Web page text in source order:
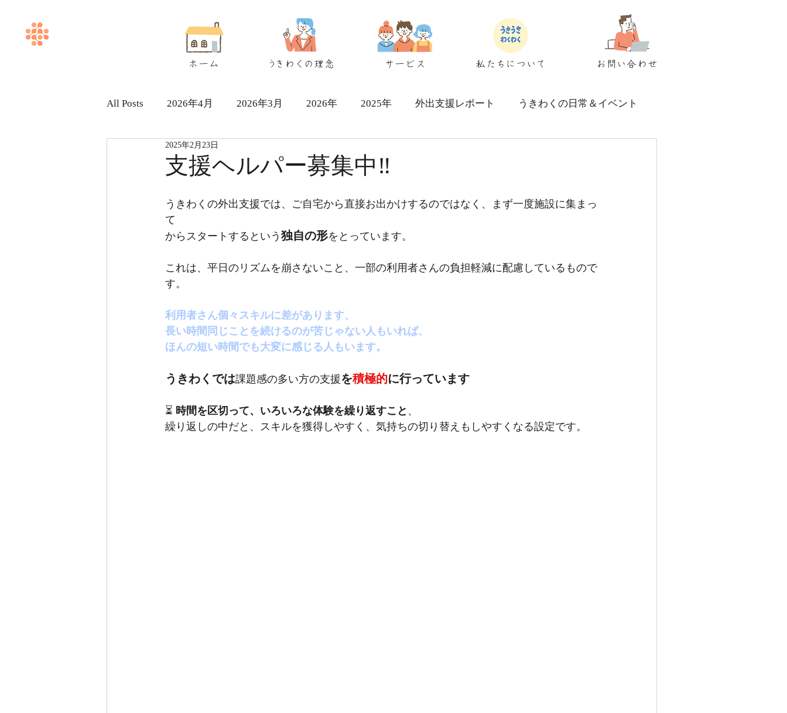
ホーム うきわくの理念 サービス 私たちについて お問い合わせ
All Posts 2026年4月 2026年3月 2026年 2025年 外出支援レポート うきわくの日常＆イベント
ヘルパー求人採用情報
支援ヘルパー募集中‼
2025年2月23日
うきわくの外出支援では、ご自宅から直接お出かけするのではなく、まず一度施設に集まっ
て
からスタートするという 独自の形をとっています。
これは、平日のリズムを崩さないこと、一部の利用者さんの負担軽減に配慮しているもので
す。
利用者さん個々スキルに差があります、
長い時間同じことを続けるのが苦じゃない人もいれば、
ほんの短い時間でも大変に感じる人もいます。
うきわくでは課題感の多い方の支援を積極的に行っています
⏳ 時間を区切って、いろいろな体験を繰り返すこと 、
繰り返しの中だと、スキルを獲得しやすく、気持ちの切り替えもしやすくなる設定です。